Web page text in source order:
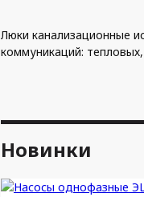
Люки канализационные
коммуникаций:
Новинки